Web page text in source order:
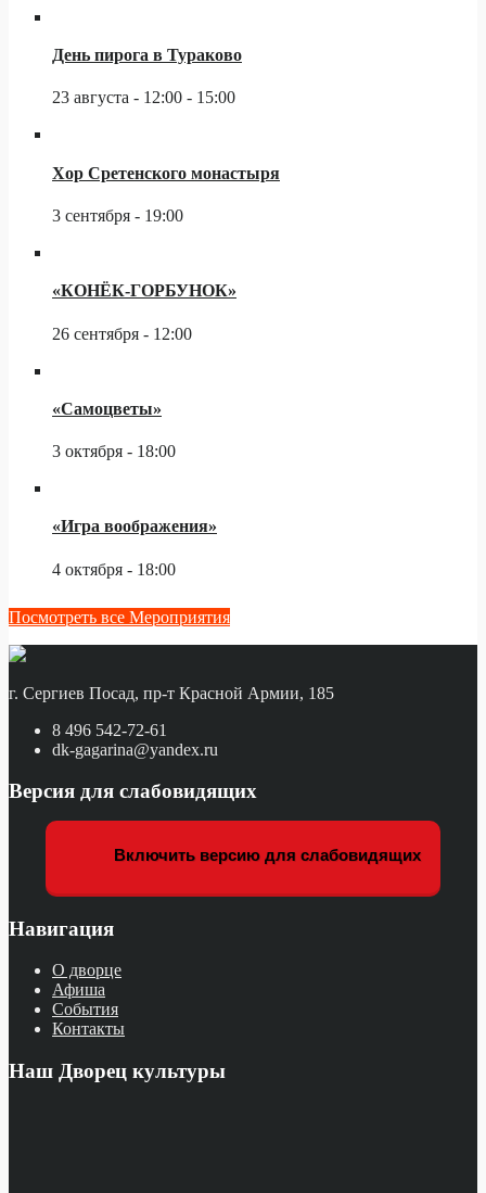
День пирога в Тураково
23 августа - 12:00 - 15:00
Хор Сретенского монастыря
3 сентября - 19:00
«КОНЁК-ГОРБУНОК»
26 сентября - 12:00
«Самоцветы»
3 октября - 18:00
«Игра воображения»
4 октября - 18:00
Посмотреть все Мероприятия
г. Сергиев Посад, пр-т Красной Армии, 185
8 496 542-72-61
dk-gagarina@yandex.ru
Версия для слабовидящих
Включить версию для слабовидящих
Навигация
О дворце
Афиша
События
Контакты
Наш Дворец культуры